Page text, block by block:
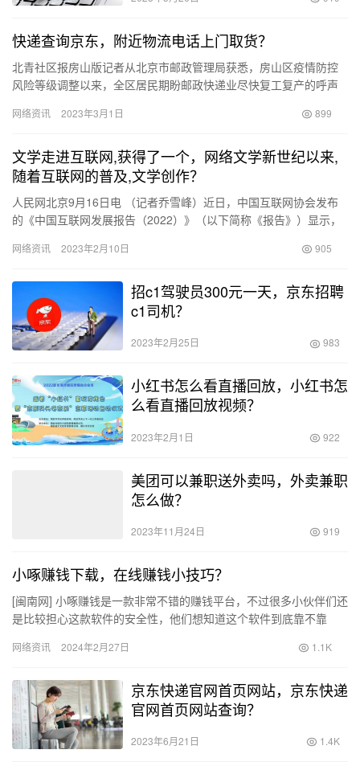
快递查询京东，附近物流电话上门取货？
北青社区报房山版记者从北京市邮政管理局获悉，房山区疫情防控
风险等级调整以来，全区居民期盼邮政快递业尽快复工复产的呼声
快递…
网络资讯 2023年3月1日 899
文学走进互联网,获得了一个，网络文学新世纪以来,
随着互联网的普及,文学创作？
人民网北京9月16日电 （记者乔雪峰）近日，中国互联网协会发布
的《中国互联网发展报告（2022）》（以下简称《报告》）显示，
网络资讯 2023年2月10日 905
招c1驾驶员300元一天，京东招聘
c1司机？
2023年2月25日 983
小红书怎么看直播回放，小红书怎
么看直播回放视频？
2023年2月1日 922
美团可以兼职送外卖吗，外卖兼职
怎么做？
2023年11月24日 919
小啄赚钱下载，在线赚钱小技巧？
[闽南网] 小啄赚钱是一款非常不错的赚钱平台，不过很多小伙伴们还
是比较担心这款软件的安全性，他们想知道这个软件到底靠不靠
下…
网络资讯 2024年2月27日 1.1K
京东快递官网首页网站，京东快递
官网首页网站查询？
2023年6月21日 1.4K